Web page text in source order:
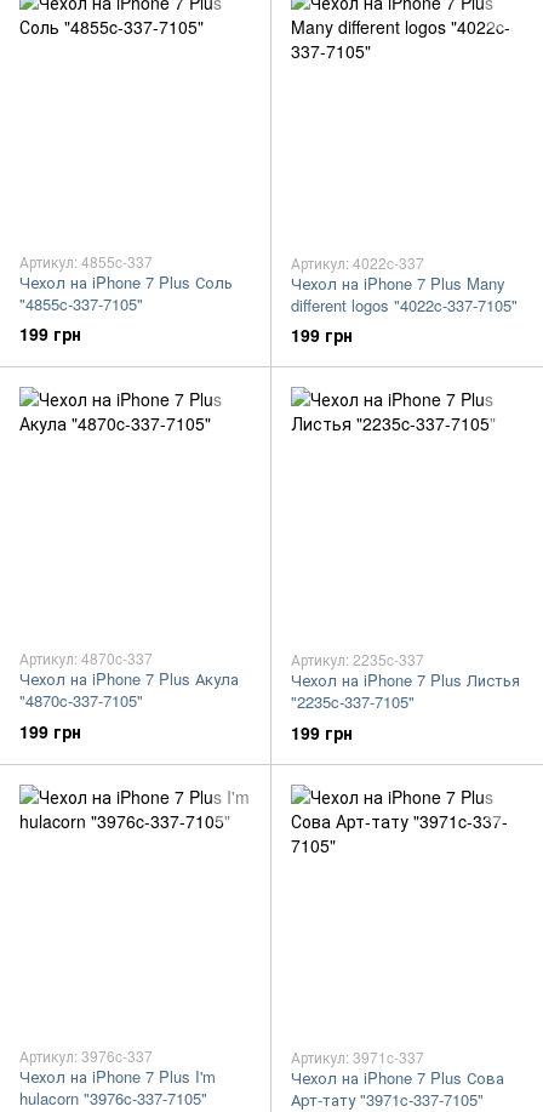
Артикул: 4855c-337
Чехол на iPhone 7 Plus Соль
"4855c-337-7105"
199 грн
Артикул: 4022c-337
Чехол на iPhone 7 Plus Many
different logos "4022c-337-7105"
199 грн
Артикул: 4870c-337
Чехол на iPhone 7 Plus Акула
"4870c-337-7105"
199 грн
Артикул: 2235c-337
Чехол на iPhone 7 Plus Листья
"2235c-337-7105"
199 грн
Артикул: 3976c-337
Чехол на iPhone 7 Plus I'm
hulacorn "3976c-337-7105"
Артикул: 3971c-337
Чехол на iPhone 7 Plus Сова
Арт-тату "3971c-337-7105"